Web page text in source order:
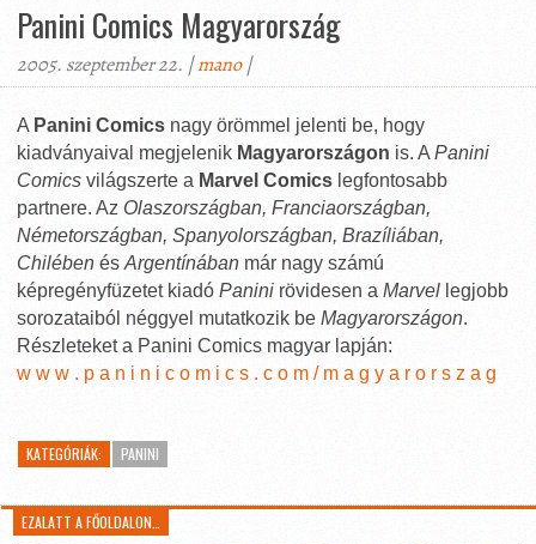
Panini Comics Magyarország
2005. szeptember 22. |mano|
A Panini Comics nagy örömmel jelenti be, hogy
kiadványaival megjelenik Magyarországon is. A Panini
Comics világszerte a Marvel Comics legfontosabb
partnere. Az Olaszországban, Franciaországban,
Németországban, Spanyolországban, Brazíliában,
Chilében és Argentínában már nagy számú
képregényfüzetet kiadó Panini rövidesen a Marvel legjobb
sorozataiból néggyel mutatkozik be Magyarországon.
Részleteket a Panini Comics magyar lapján:
w w w . p a n i n i c o m i c s . c o m / m a g y a r o r s z a g
KATEGÓRIÁK: PANINI
EZALATT A FŐOLDALON…